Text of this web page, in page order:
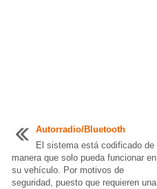
Autorradio/Bluetooth
El sistema está codificado de
manera que solo pueda funcionar en
su vehículo. Por motivos de
seguridad, puesto que requieren una